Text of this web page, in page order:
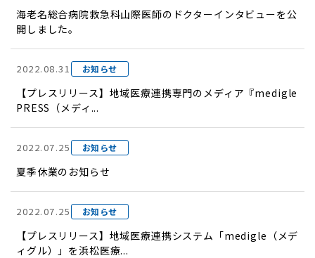
海老名総合病院救急科山際医師のドクターインタビューを公
開しました。
2022.08.31 お知らせ
【プレスリリース】地域医療連携専門のメディア『medigle
PRESS（メディ...
2022.07.25 お知らせ
夏季休業のお知らせ
2022.07.25 お知らせ
【プレスリリース】地域医療連携システム「medigle（メデ
ィグル）」を浜松医療...